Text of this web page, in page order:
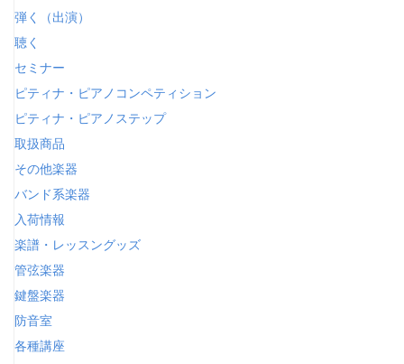
弾く（出演）
聴く
セミナー
ピティナ・ピアノコンペティション
ピティナ・ピアノステップ
取扱商品
その他楽器
バンド系楽器
入荷情報
楽譜・レッスングッズ
管弦楽器
鍵盤楽器
防音室
各種講座